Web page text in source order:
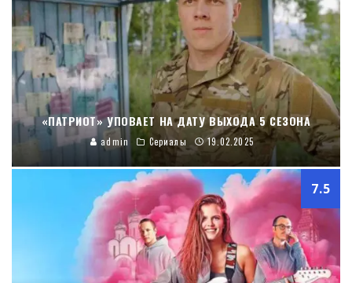
«ПАТРИОТ» УПОВАЕТ НА ДАТУ ВЫХОДА 5 СЕЗОНА
admin Сериалы 19.02.2025
7.5